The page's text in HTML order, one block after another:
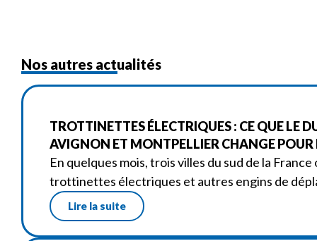
Nos autres actualités
TROTTINETTES ÉLECTRIQUES : CE QUE LE
AVIGNON ET MONTPELLIER CHANGE POUR
En quelques mois, trois villes du sud de la
trottinettes électriques et autres engins de
Lire la suite